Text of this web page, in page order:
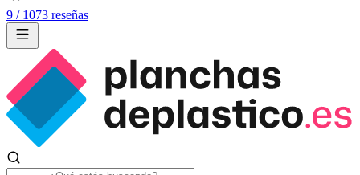
9 / 1073 reseñas